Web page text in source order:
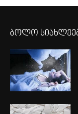
ბოლო